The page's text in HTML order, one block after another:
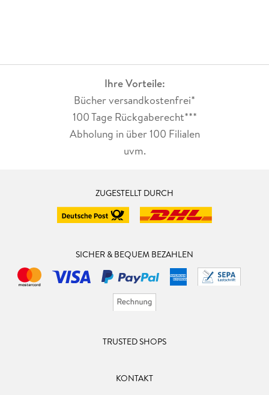
Ihre Vorteile:
Bücher versandkostenfrei*
100 Tage Rückgaberecht***
Abholung in über 100 Filialen
uvm.
ZUGESTELLT DURCH
SICHER & BEQUEM BEZAHLEN
TRUSTED SHOPS
KONTAKT